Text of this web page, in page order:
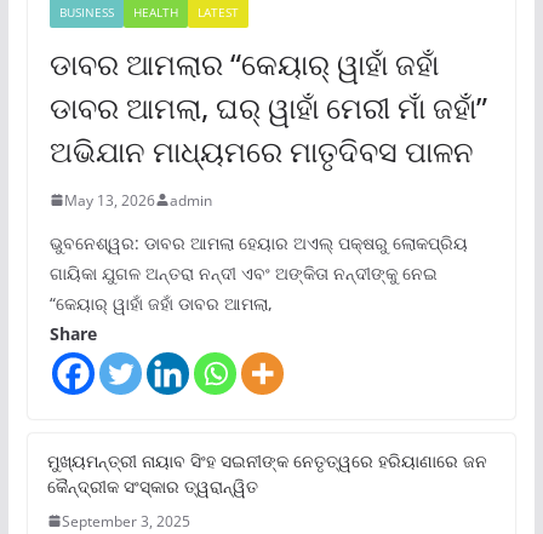
BUSINESS HEALTH LATEST
ଡାବର ଆମଲାର “କେୟାର୍ ୱାହାଁ ଜହାଁ
ଡାବର ଆମଲା, ଘର୍ ୱାହାଁ ମେରୀ ମାଁ ଜହାଁ”
ଅଭିଯାନ ମାଧ୍ୟମରେ ମାତୃଦିବସ ପାଳନ
May 13, 2026 admin
ଭୁବନେଶ୍ୱର: ଡାବର ଆମଲା ହେୟାର ଅଏଲ୍ ପକ୍ଷରୁ ଲୋକପ୍ରିୟ
ଗାୟିକା ଯୁଗଳ ଅନ୍ତରା ନନ୍ଦୀ ଏବଂ ଅଙ୍କିତା ନନ୍ଦୀଙ୍କୁ ନେଇ
“କେୟାର୍ ୱାହାଁ ଜହାଁ ଡାବର ଆମଲା,
Share
ମୁଖ୍ୟମନ୍ତ୍ରୀ ନାୟାବ ସିଂହ ସଇନୀଙ୍କ ନେତୃତ୍ୱରେ ହରିୟାଣାରେ ଜନ
କୈନ୍ଦ୍ରୀକ ସଂସ୍କାର ତ୍ୱରାନ୍ୱିତ
September 3, 2025